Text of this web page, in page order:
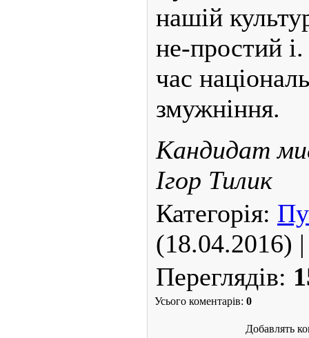
нашій
не-простий
час
змужніння.
Кандидат
Ігор Тилик
Категорія:
(18.04.2016)
Переглядів:
Усього коментарів: 0
Добавлять